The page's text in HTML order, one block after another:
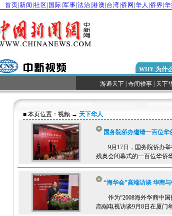
首页 新闻 社区 国际 军事 法治 港澳 台湾 侨网 华人 侨界 华
WHY-为什
游遍天下| 奇闻轶事| 天下
■ 本页位置： 视频→ 天下华人
国务院侨办邀请一百位
9月17日，国务院侨办举
残奥会闭幕式的一百位华侨
“海华会”高端访谈 华商
作为“2008海外华商中国
高端电视访谈9月8日在厦门